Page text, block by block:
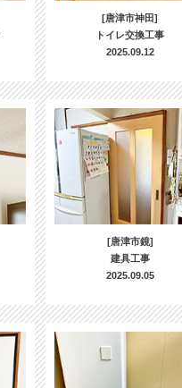
[唐津市神田]
トイレ交換工事
2025.09.12
[唐津市鏡]
建具工事
2025.09.05